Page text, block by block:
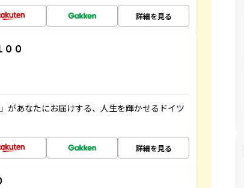
詳細を見る
０
があなたにお届けする、人生を輝かせるドイツ
詳細を見る